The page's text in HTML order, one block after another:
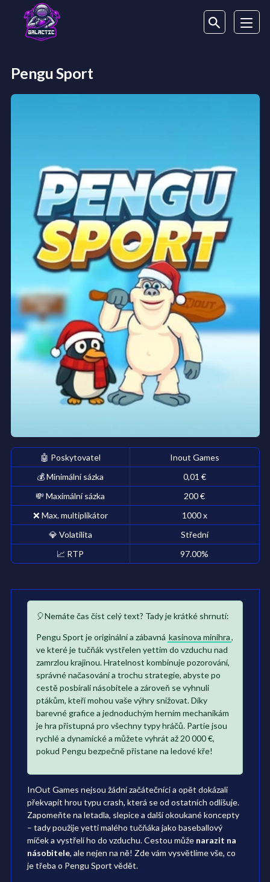
Pengu Sport
Zahraj si Pengu Sport naživo ▷ Bonus 1000€
Vyzkoušej si Pengu Sport zdarma!
🤖 Poskytovatel
Inout Games
💰Minimální sázka
0,01 €
💸Maximální sázka
200 €
❌ Max. multiplikátor 1000x
💎 Volatilita
Střední
📈 RTP 97.00%
🎈Nemáte čas číst celý text? Tady je krátké shrnutí:
Pengu Sport je originální a zábavná kasinova minihra,
ve které je tučňák vystřelen yettim do vzduchu nad
zamrzlou krajinou. Hratelnost kombinuje pozorování,
správné načasování a trochu strategie, abyste po
cestě posbírali násobitele a zároveň se vyhnuli
ptákům, kteří mohou vaše výhry snižovat. Díky
barevné grafice a jednoduchým herním mechanikám
je hra přístupná pro všechny typy hráčů. Partie jsou
rychlé a dynamické a můžete vyhrát až 20 000 €,
pokud Pengu bezpečně přistane na ledové kře!
InOut Games nejsou žádní začátečníci a opět dokázali
překvapit hrou typu crash, která se od ostatních odlišuje.
Zapomeňte na letadla, slepice a další okoukané koncepty
– tady použije yetti malého tučňáka jako baseballový
míček a vystřelí ho do vzduchu. Cestou může narazit na
násobitele, ale nejen na ně! Zde vám vysvětlíme vše, co
je třeba o Pengu Sport vědět.